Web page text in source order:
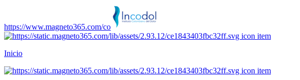
https://www.magneto365.com/co
Inicio